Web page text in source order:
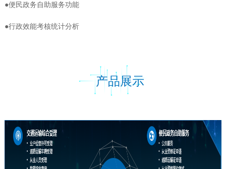
●便民政务自助服务功能
●行政效能考核统计分析
产品展示